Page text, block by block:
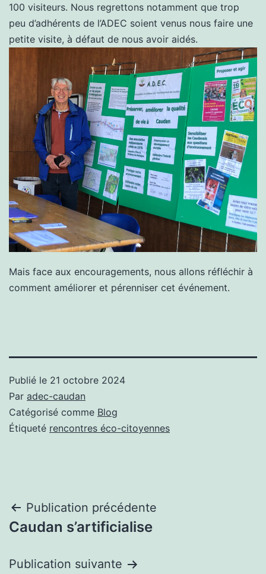
100 visiteurs. Nous regrettons notamment que trop
peu d’adhérents de l’ADEC soient venus nous faire une
petite visite, à défaut de nous avoir aidés.
Mais face aux encouragements, nous allons réfléchir à
comment améliorer et pérenniser cet événement.
Publié le 21 octobre 2024
Par adec-caudan
Catégorisé comme Blog
Étiqueté rencontres éco-citoyennes
Navigation
de
l’article
Publication précédente
Caudan s’artificialise
Publication suivante